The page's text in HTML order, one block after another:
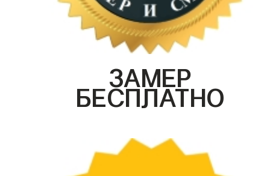
ЗАМЕР
БЕСПЛАТНО